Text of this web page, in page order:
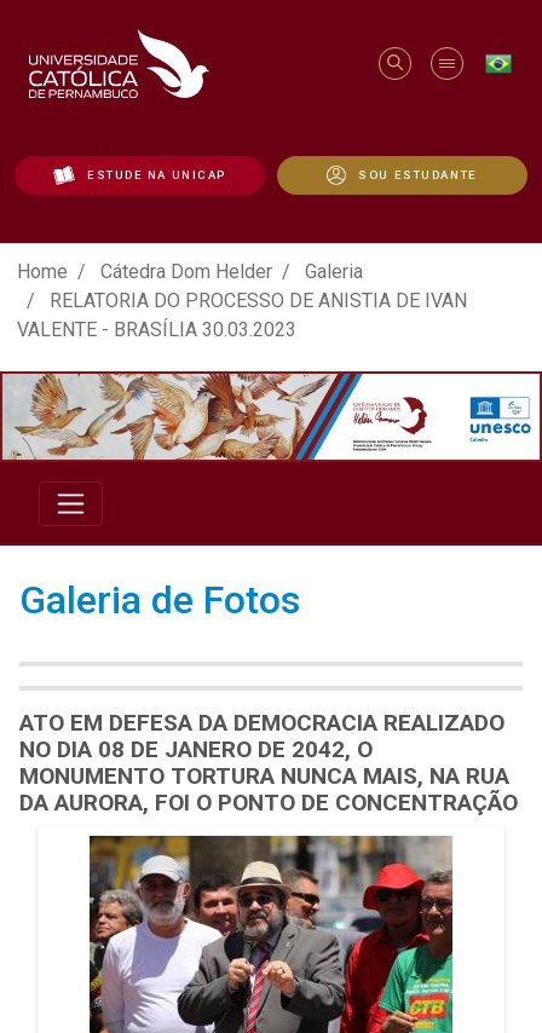
ESTUDE NA UNICAP SOU ESTUDANTE
ATO EM DEFESA DA DEMOCRACIA
Home Cátedra Dom Helder
Galeria
RELATORIA DO PROCESSO DE ANISTIA DE IVAN
VALENTE - BRASÍLIA 30.03.2023
Galeria de Fotos
ATO EM DEFESA DA DEMOCRACIA REALIZADO
NO DIA 08 DE JANERO DE 2042, O
MONUMENTO TORTURA NUNCA MAIS, NA RUA
DA AURORA, FOI O PONTO DE CONCENTRAÇÃO
Galeria de Mídias